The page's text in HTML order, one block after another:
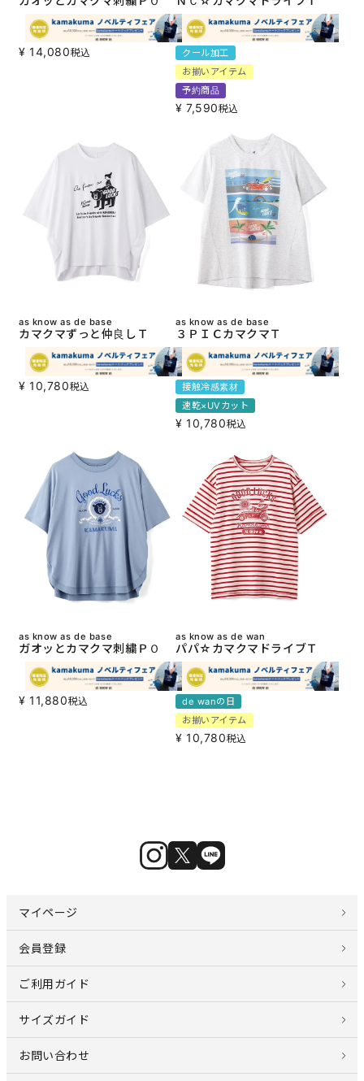
¥ 14,080税込
クール加工
お揃いアイテム
予約商品
¥ 7,590税込
as know as de base
カマクマずっと仲良しＴ
¥ 10,780税込
as know as de base
３ＰＩＣカマクマＴ
接触冷感素材
速乾×UVカット
¥ 10,780税込
as know as de base
ガオッとカマクマ刺繍ＰＯ
¥ 11,880税込
as know as de wan
パパ☆カマクマドライブＴ
de wanの日
お揃いアイテム
¥ 10,780税込
マイページ
会員登録
ご利用ガイド
サイズガイド
お問い合わせ